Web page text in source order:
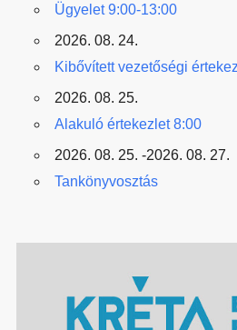
Ügyelet 9:00-13:00
2026. 08. 24.
Kibővített vezetőségi
2026. 08. 25.
Alakuló értekezlet 8:00
2026. 08. 25. -2026. 08. 27.
Tankönyvosztás